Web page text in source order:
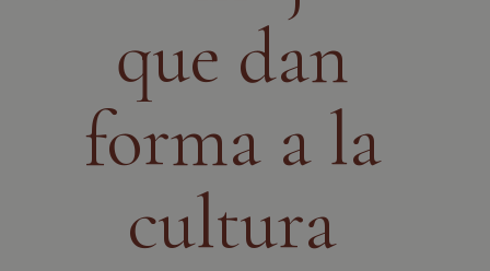
que dan
forma a la
cultura